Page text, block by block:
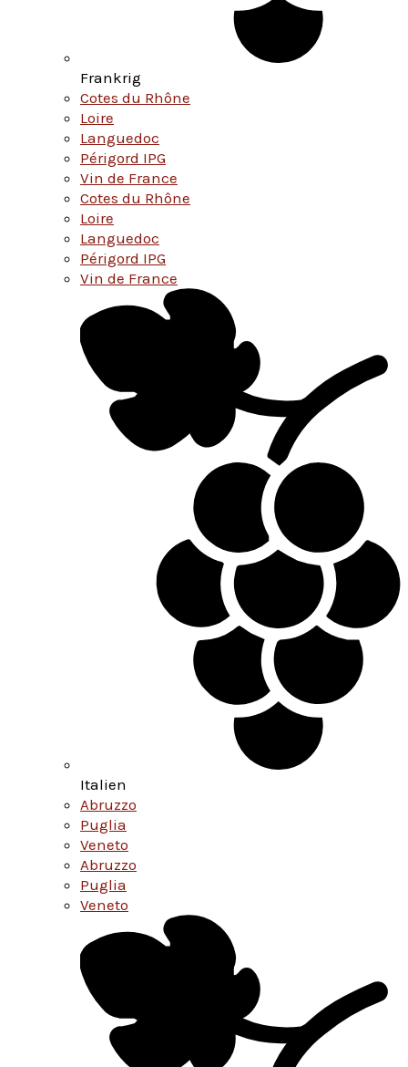
Frankrig
Cotes du Rhône
Loire
Languedoc
Périgord IPG
Vin de France
Cotes du Rhône
Loire
Languedoc
Périgord IPG
Vin de France
Italien
Abruzzo
Puglia
Veneto
Abruzzo
Puglia
Veneto